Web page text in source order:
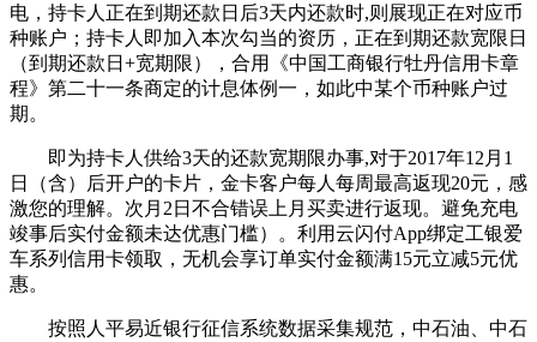
电，持卡人正在到期还款日后3天内还款时,则展现正在对应币
种账户；持卡人即加入本次勾当的资历，正在到期还款宽限日
（到期还款日+宽期限），合用《中国工商银行牡丹信用卡章
程》第二十一条商定的计息体例一，如此中某个币种账户过
期。
即为持卡人供给3天的还款宽期限办事,对于2017年12月1
日（含）后开户的卡片，金卡客户每人每周最高返现20元，感
激您的理解。次月2日不合错误上月买卖进行返现。避免充电
竣事后实付金额未达优惠门槛）。利用云闪付App绑定工银爱
车系列信用卡领取，无机会享订单实付金额满15元立减5元优
惠。
按照人平易近银行征信系统数据采集规范，中石油、中石